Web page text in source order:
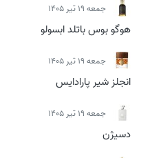
جمعه 19 تیر 1405
هوگو بوس باتلد ابسولو
جمعه 19 تیر 1405
انجلز شیر پارادایس
جمعه 19 تیر 1405
دسیژن